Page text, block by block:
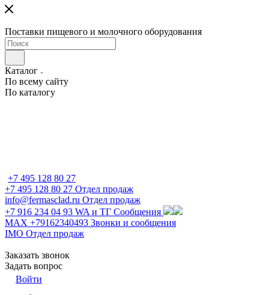
Поставки пищевого и молочного оборудования
Каталог
По всему сайту
По каталогу
+7 495 128 80 27
+7 495 128 80 27 Отдел продаж
info@fermasclad.ru Отдел продаж
+7 916 234 04 93 WA и ТГ Сообщения
MAX +79162340493 Звонки и сообщения
IMO Отдел продаж
Заказать звонок
Задать вопрос
Войти